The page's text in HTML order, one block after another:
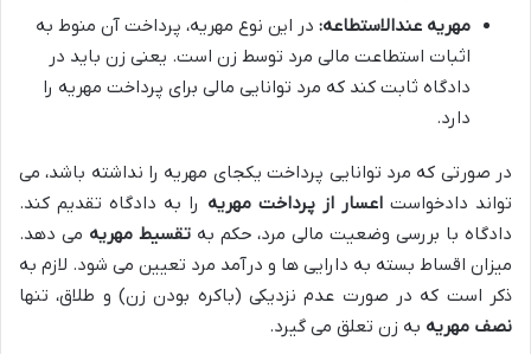
مهریه عندالاستطاعه: در این نوع مهریه، پرداخت آن منوط به
اثبات استطاعت مالی مرد توسط زن است. یعنی زن باید در
دادگاه ثابت کند که مرد توانایی مالی برای پرداخت مهریه را
دارد.
در صورتی که مرد توانایی پرداخت یکجای مهریه را نداشته باشد، می
تواند دادخواستاعسار از پرداخت مهریه را به دادگاه تقدیم کند.
دادگاه با بررسی وضعیت مالی مرد، حکم بهتقسیط مهریه می دهد.
میزان اقساط بسته به دارایی ها و درآمد مرد تعیین می شود. لازم به
ذکر است که در صورت عدم نزدیکی (باکره بودن زن) و طلاق، تنها
نصف مهریه به زن تعلق می گیرد.